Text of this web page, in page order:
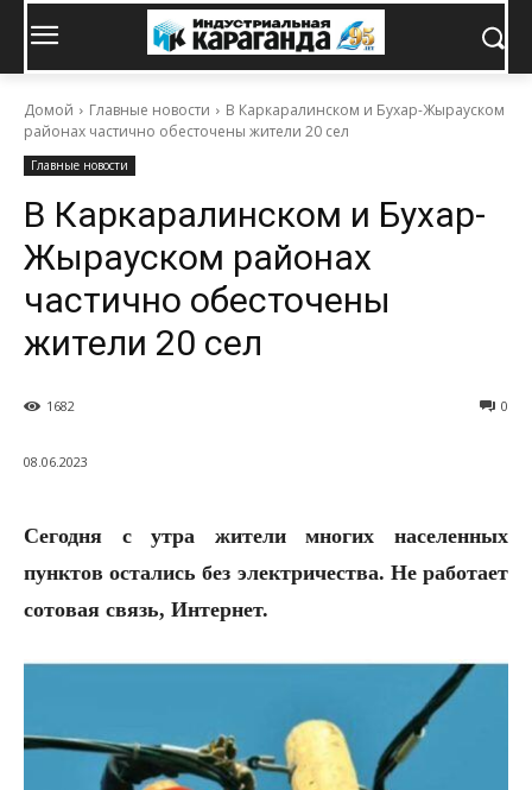
Домой Главные новости
В Каркаралинском и Бухар-Жырауском
районах частично обесточены жители 20 сел
Главные новости
В Каркаралинском и Бухар-
Жырауском районах
частично обесточены
жители 20 сел
0
1682
08.06.2023
Сегодня с утра жители многих населенных
пунктов остались без электричества. Не работает
сотовая связь, Интернет.